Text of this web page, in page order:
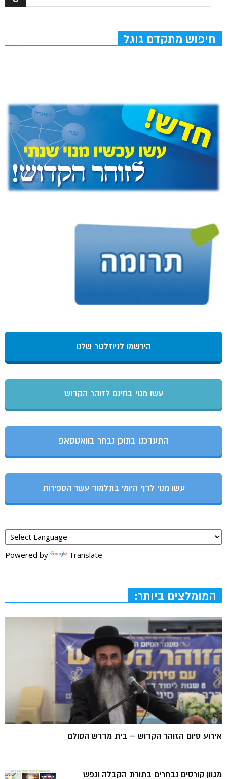
חיפוש מתקדם גוגל
הירשמו לניוזלטר שלנו
עשו מנוי בחינם לזוהר הקדוש
התעדכנו בתוכן נבחר בוואטסאפ
עשו מנוי לדף היומי בתלמוד עשר הספירות
Powered by Translate
המומלצים ביותר:
אירוע סיום הזוהר הקדוש – בית מדרש הסולם
מגוון קורסים נבחרים בתורת הקבלה ונפש